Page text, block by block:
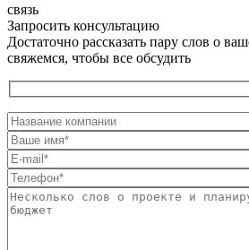
связь
Запросить консультацию
Достаточно рассказать пару слов о
свяжемся, чтобы все обсудить